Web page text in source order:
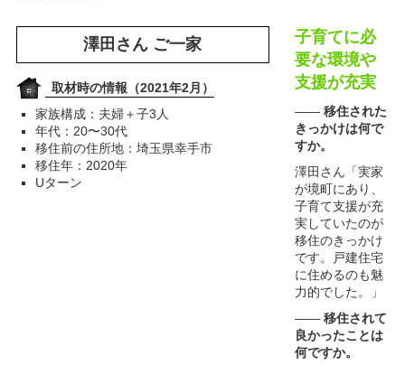
澤田さん ご一家
取材時の情報（2021年2月）
家族構成：夫婦＋子3人
年代：20〜30代
移住前の住所地：埼玉県幸手市
移住年：2020年
Uターン
子育てに必
要な環境や
支援が充実
―― 移住された
きっかけは何で
すか。
澤田さん「実家
が境町にあり、
子育て支援が充
実していたのが
移住のきっかけ
です。戸建住宅
に住めるのも魅
力的でした。」
―― 移住されて
良かったことは
何ですか。